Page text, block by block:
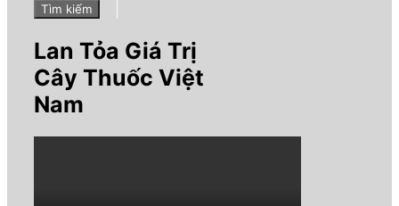
Tìm kiếm
Lan Tỏa Giá Trị
Cây Thuốc Việt
Nam